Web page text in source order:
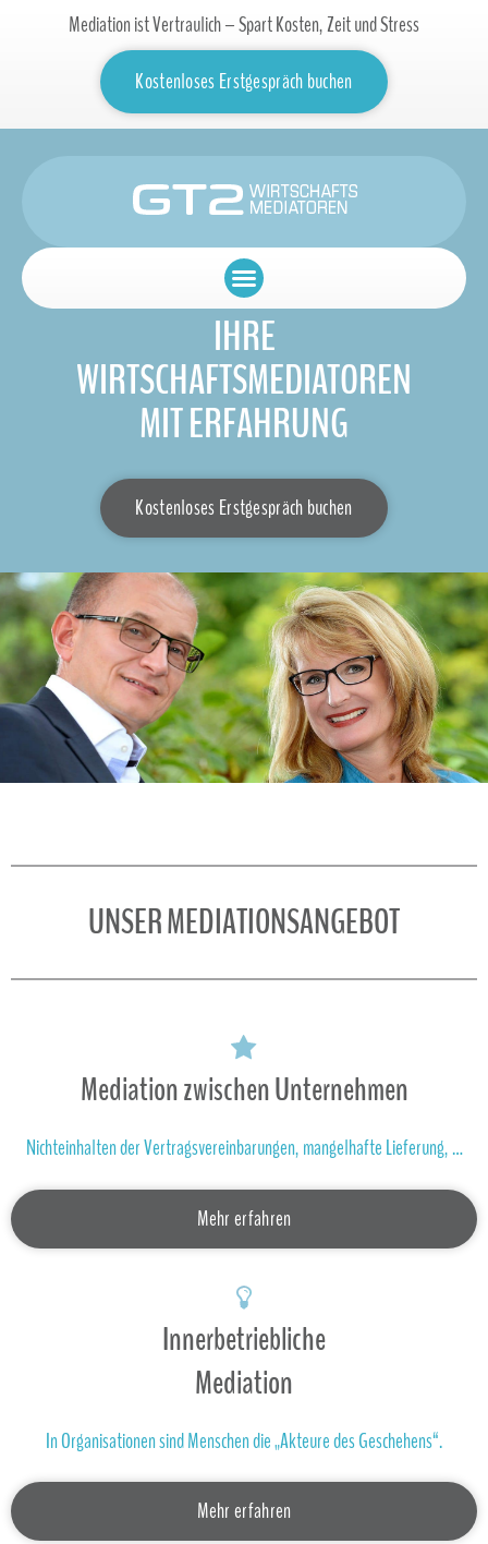
Mediation ist Vertraulich – Spart Kosten, Zeit und Stress
Kostenloses Erstgespräch buchen
IHRE
WIRTSCHAFTS­MEDIATOREN
MIT ERFAHRUNG
Kostenloses Erstgespräch buchen
UNSER MEDIATIONSANGEBOT
Mediation zwischen Unternehmen
Nichteinhalten der Vertragsvereinbarungen, mangelhafte Lieferung, …
Mehr erfahren
Innerbetriebliche
Mediation
In Organisationen sind Menschen die „Akteure des Geschehens“.
Mehr erfahren